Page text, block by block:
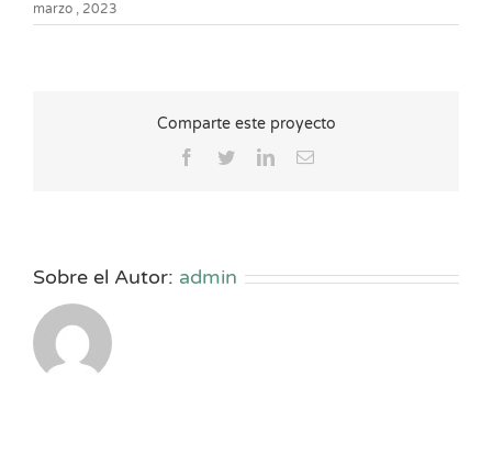
marzo , 2023
Comparte este proyecto
Facebook
TwitterLinkedInCorreo
Sobre el Autor: admin